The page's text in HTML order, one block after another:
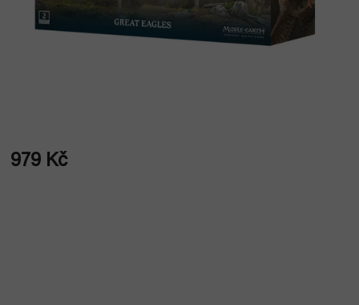
979 Kč